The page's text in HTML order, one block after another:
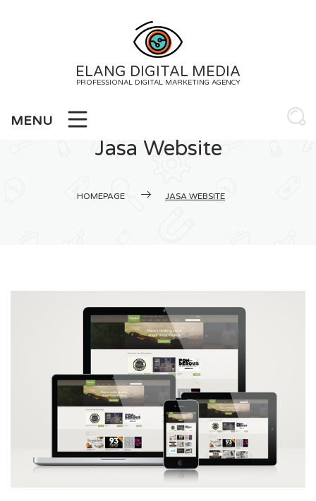
ELANG DIGITAL MEDIA
PROFESSIONAL DIGITAL MARKETING AGENCY
MENU
Jasa Website
HOMEPAGE JASA WEBSITE